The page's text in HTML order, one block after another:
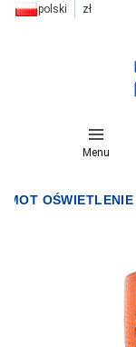
polski zł
Menu